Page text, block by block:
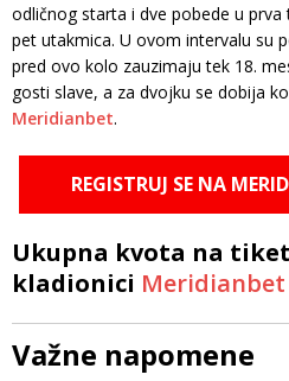
odličnog starta i dve pobede u
pet utakmica. U ovom intervalu su
pred ovo kolo zauzimaju tek 18.
gosti slave, a za dvojku se dobija
Meridianbet.
REGISTRUJ SE NA
Ukupna kvota na
kladionici Meridianbet
Važne napomene